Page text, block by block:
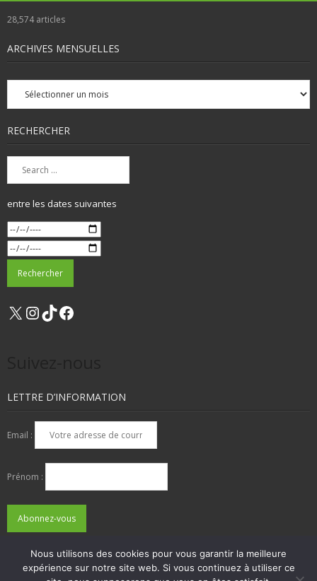
28,574articles
ARCHIVES MENSUELLES
Archives
mensuelles
RECHERCHER
entre les dates suivantes
X Instagram
TikTok
LETTRE D’INFORMATION
Email :
Prénom :
Nous utilisons des cookies pour vous garantir la meilleure
expérience sur notre site web. Si vous continuez à utiliser ce